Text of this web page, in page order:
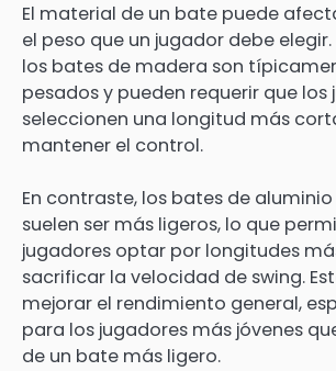
El material de un bate puede
el peso que un jugador debe
los bates de madera son
pesados y pueden requerir que los
seleccionen una longitud más
mantener el control.
En contraste, los bates de
suelen ser más ligeros, lo que
jugadores optar por longitudes
sacrificar la velocidad de swing.
mejorar el rendimiento general,
para los jugadores más jóvenes
de un bate más ligero.